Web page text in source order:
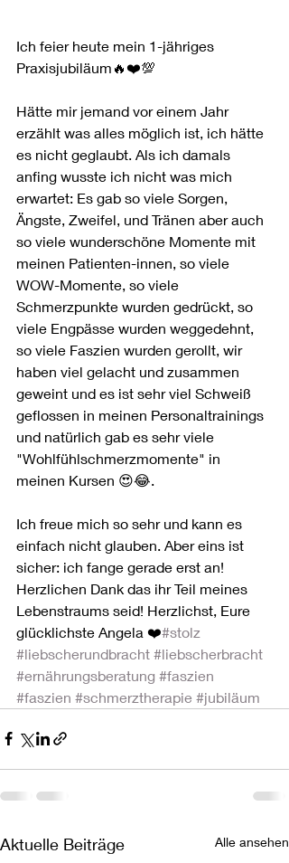
Ich feier heute mein 1-jähriges
Praxisjubiläum🔥❤️💯
Hätte mir jemand vor einem Jahr
erzählt was alles möglich ist, ich hätte
es nicht geglaubt. Als ich damals
anfing wusste ich nicht was mich
erwartet: Es gab so viele Sorgen,
Ängste, Zweifel, und Tränen aber auch
so viele wunderschöne Momente mit
meinen Patienten-innen, so viele
WOW-Momente, so viele
Schmerzpunkte wurden gedrückt, so
viele Engpässe wurden weggedehnt,
so viele Faszien wurden gerollt, wir
haben viel gelacht und zusammen
geweint und es ist sehr viel Schweiß
geflossen in meinen Personaltrainings
und natürlich gab es sehr viele
"Wohlfühlschmerzmomente" in
meinen Kursen 😍😂.
Ich freue mich so sehr und kann es
einfach nicht glauben. Aber eins ist
sicher: ich fange gerade erst an!
Herzlichen Dank das ihr Teil meines
Lebenstraums seid! Herzlichst, Eure
glücklichste Angela ❤️#stolz
#liebscherundbracht #liebscherbracht
#ernährungsberatung #faszien
#faszien #schmerztherapie #jubiläum
Aktuelle Beiträge Alle ansehen